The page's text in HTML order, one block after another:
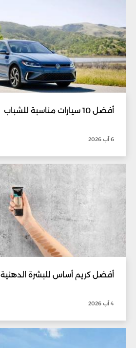
أفضل 10 سيارات مناسبة للشباب
6 آب 2026
أفضل كريم أساس للبشرة الدهنية
4 آب 2026